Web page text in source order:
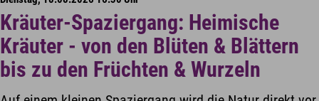
Kräuter-Spaziergang: Heimische
Kräuter - von den Blüten & Blättern
bis zu den Früchten & Wurzeln